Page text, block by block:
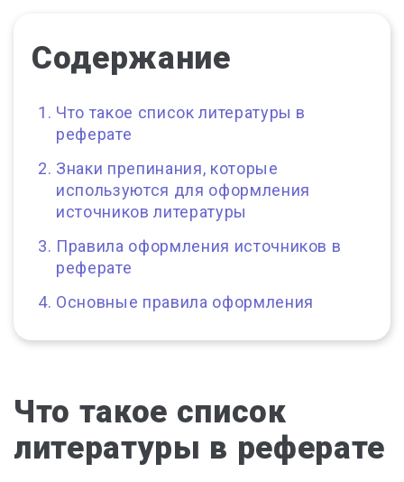
Содержание
Что такое список литературы в
реферате
Знаки препинания, которые
используются для оформления
источников литературы
Правила оформления источников в
реферате
Основные правила оформления
Что такое список
литературы в реферате